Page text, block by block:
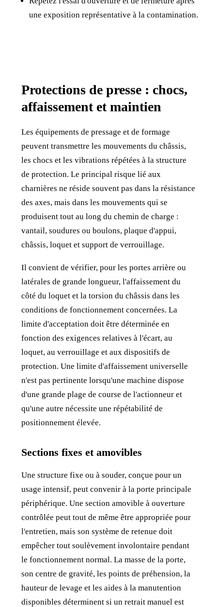
une exposition représentative à la contamination.
Protections de presse : chocs,
affaissement et maintien
Les équipements de pressage et de formage
peuvent transmettre les mouvements du châssis,
les chocs et les vibrations répétées à la structure
de protection. Le principal risque lié aux
charnières ne réside souvent pas dans la résistance
des axes, mais dans les mouvements qui se
produisent tout au long du chemin de charge :
vantail, soudures ou boulons, plaque d'appui,
châssis, loquet et support de verrouillage.
Il convient de vérifier, pour les portes arrière ou
latérales de grande longueur, l'affaissement du
côté du loquet et la torsion du châssis dans les
conditions de fonctionnement concernées. La
limite d'acceptation doit être déterminée en
fonction des exigences relatives à l'écart, au
loquet, au verrouillage et aux dispositifs de
protection. Une limite d'affaissement universelle
n'est pas pertinente lorsqu'une machine dispose
d'une grande plage de course de l'actionneur et
qu'une autre nécessite une répétabilité de
positionnement élevée.
Sections fixes et amovibles
Une structure fixe ou à souder, conçue pour un
usage intensif, peut convenir à la porte principale
périphérique. Une section amovible à ouverture
contrôlée peut tout de même être appropriée pour
l'entretien, mais son système de retenue doit
empêcher tout soulèvement involontaire pendant
le fonctionnement normal. La masse de la porte,
son centre de gravité, les points de préhension, la
hauteur de levage et les aides à la manutention
disponibles déterminent si un retrait manuel est